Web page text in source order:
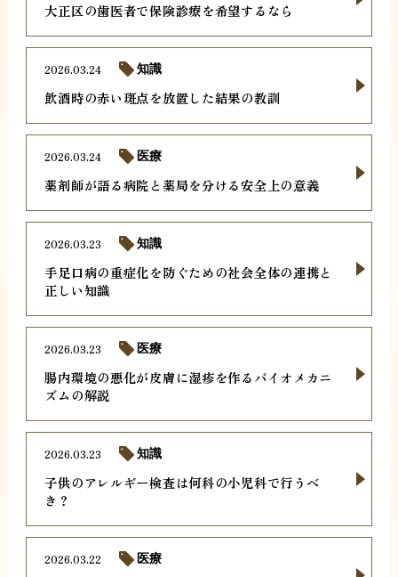
大正区の歯医者で保険診療を希望するなら
飲酒時の赤い斑点を放置した結果の教訓
2026.03.24 知識
薬剤師が語る病院と薬局を分ける安全上の意義
2026.03.24 医療
手足口病の重症化を防ぐための社会全体の連携と
正しい知識
2026.03.23 知識
腸内環境の悪化が皮膚に湿疹を作るバイオメカニ
ズムの解説
2026.03.23 医療
子供のアレルギー検査は何科の小児科で行うべ
き？
2026.03.23 知識
2026.03.22 医療